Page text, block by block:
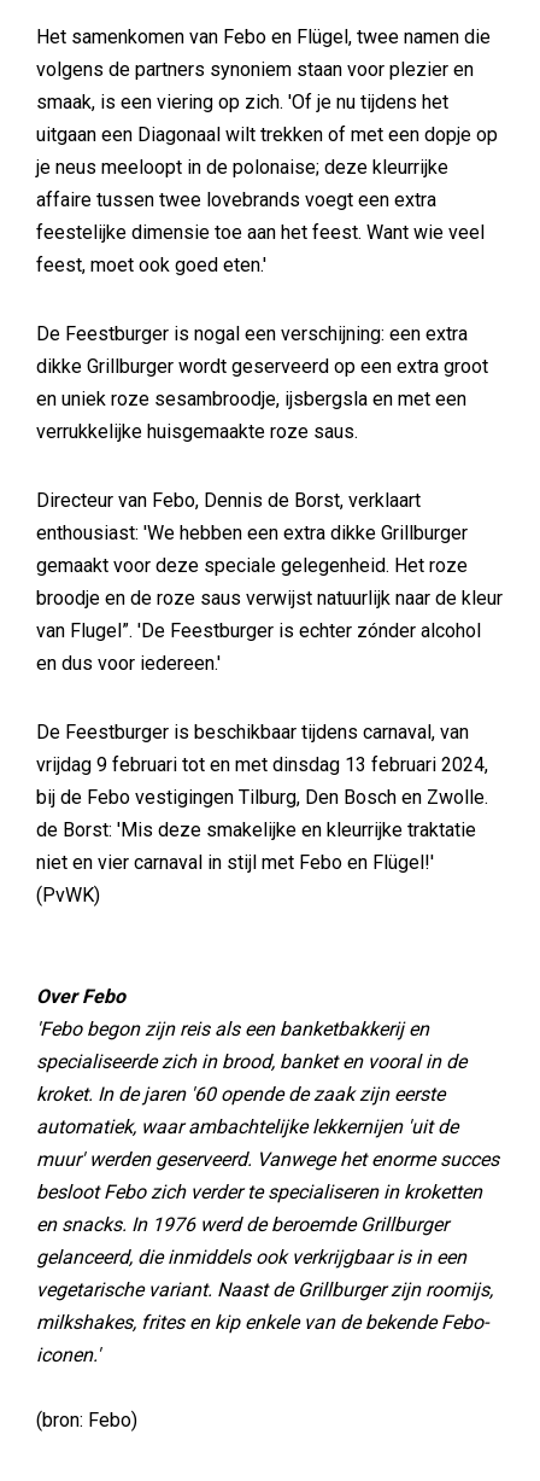
Het samenkomen van Febo en Flügel, twee namen die
volgens de partners synoniem staan voor plezier en
smaak, is een viering op zich. 'Of je nu tijdens het
uitgaan een Diagonaal wilt trekken of met een dopje op
je neus meeloopt in de polonaise; deze kleurrijke
affaire tussen twee lovebrands voegt een extra
feestelijke dimensie toe aan het feest. Want wie veel
feest, moet ook goed eten.'
De Feestburger is nogal een verschijning: een extra
dikke Grillburger wordt geserveerd op een extra groot
en uniek roze sesambroodje, ijsbergsla en met een
verrukkelijke huisgemaakte roze saus.
Directeur van Febo, Dennis de Borst, verklaart
enthousiast: 'We hebben een extra dikke Grillburger
gemaakt voor deze speciale gelegenheid. Het roze
broodje en de roze saus verwijst natuurlijk naar de kleur
van Flugel”. 'De Feestburger is echter zónder alcohol
en dus voor iedereen.'
De Feestburger is beschikbaar tijdens carnaval, van
vrijdag 9 februari tot en met dinsdag 13 februari 2024,
bij de Febo vestigingen Tilburg, Den Bosch en Zwolle.
de Borst: 'Mis deze smakelijke en kleurrijke traktatie
niet en vier carnaval in stijl met Febo en Flügel!'
(PvWK)
Over Febo
'Febo begon zijn reis als een banketbakkerij en
specialiseerde zich in brood, banket en vooral in de
kroket. In de jaren '60 opende de zaak zijn eerste
automatiek, waar ambachtelijke lekkernijen 'uit de
muur' werden geserveerd. Vanwege het enorme succes
besloot Febo zich verder te specialiseren in kroketten
en snacks. In 1976 werd de beroemde Grillburger
gelanceerd, die inmiddels ook verkrijgbaar is in een
vegetarische variant. Naast de Grillburger zijn roomijs,
milkshakes, frites en kip enkele van de bekende Febo-
iconen.'
(bron: Febo)